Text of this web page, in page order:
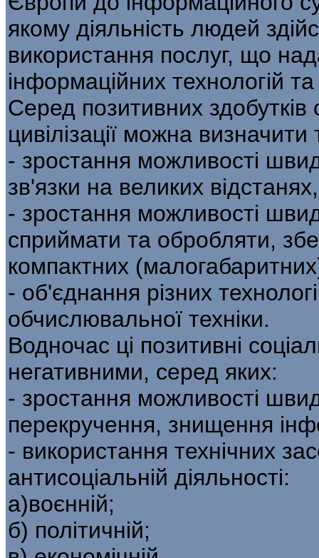
якому діяльність людей
використання послуг, що
інформаційних технологій та
Серед позитивних здобутків
цивілізації можна визначити
- зростання можливості
зв'язки на великих
- зростання можливості
сприймати та обробляти,
компактних
- об'єднання різних
обчислювальної техніки.
Водночас ці позитивні
негативними, серед яких:
- зростання можливості
перекручення, знищення
- використання технічних
антисоціальній діяльності:
а)воєнній;
б) політичній;